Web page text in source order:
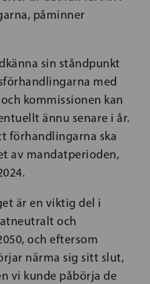
påminner
sin ståndpunkt
med
kommissionen kan
ännu senare i år.
förhandlingarna ska
av mandatperioden,
är en viktig del i
och
och eftersom
närma sig sitt slut,
vi kunde påbörja de